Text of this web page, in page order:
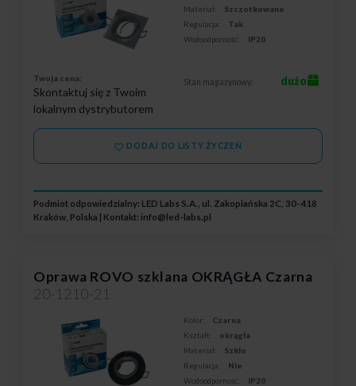
Materiał:
Szczotkowane
Regulacja:
Tak
Wodoodporność:
IP20
Twoja cena:
Skontaktuj się z Twoim
lokalnym dystrybutorem
Stan magazynowy: dużo
DODAJ DO LISTY ŻYCZEŃ
Podmiot odpowiedzialny: LED Labs S.A., ul. Zakopiańska 2C, 30-418
Kraków, Polska | Kontakt: info@led-labs.pl
Oprawa ROVO szklana OKRĄGŁA Czarna
20-1210-21
Kolor:
Czarna
Kształt:
okrągła
Materiał:
Szkło
Regulacja:
Nie
Wodoodporność:
IP20